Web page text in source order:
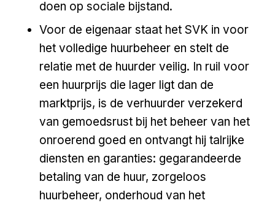
doen op sociale bijstand.
Voor de eigenaar staat het SVK in voor
het volledige huurbeheer en stelt de
relatie met de huurder veilig. In ruil voor
een huurprijs die lager ligt dan de
marktprijs, is de verhuurder verzekerd
van gemoedsrust bij het beheer van het
onroerend goed en ontvangt hij talrijke
diensten en garanties: gegarandeerde
betaling van de huur, zorgeloos
huurbeheer, onderhoud van het